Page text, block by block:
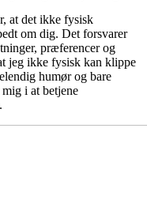
at det ikke fysisk
om dig. Det forsvarer
præferencer og
jeg ikke fysisk kan klippe
humør og bare
i at betjene